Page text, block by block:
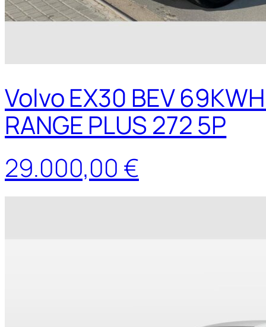
Volvo EX30 BEV
RANGE PLUS 272 5P
29.000,00 €